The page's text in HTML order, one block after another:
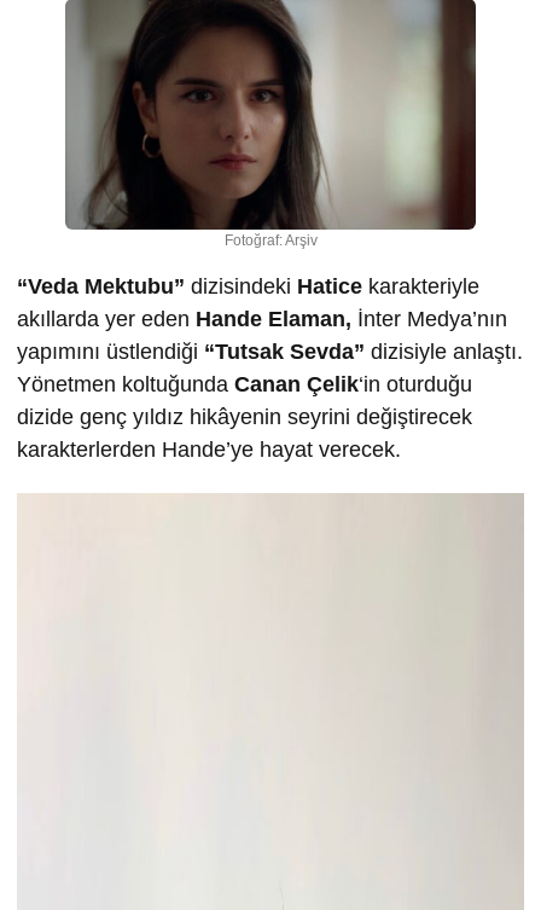
Fotoğraf: Arşiv
“Veda Mektubu” dizisindeki Hatice karakteriyle
akıllarda yer eden Hande Elaman, İnter Medya’nın
yapımını üstlendiği “Tutsak Sevda” dizisiyle anlaştı.
Yönetmen koltuğunda Canan Çelik‘in oturduğu
dizide genç yıldız hikâyenin seyrini değiştirecek
karakterlerden Hande’ye hayat verecek.